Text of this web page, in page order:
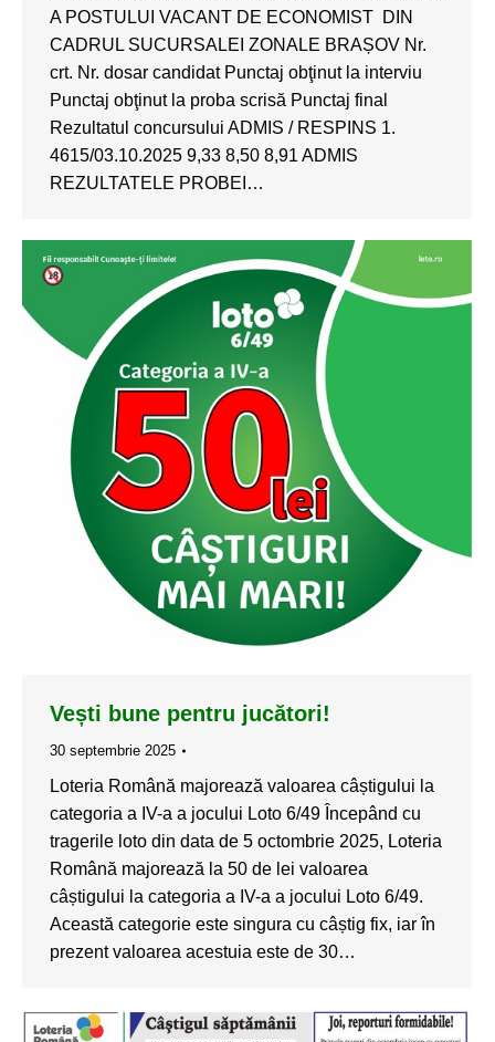
A POSTULUI VACANT DE ECONOMIST DIN
CADRUL SUCURSALEI ZONALE BRAȘOV Nr.
crt. Nr. dosar candidat Punctaj obţinut la interviu
Punctaj obţinut la proba scrisă Punctaj final
Rezultatul concursului ADMIS / RESPINS 1.
4615/03.10.2025 9,33 8,50 8,91 ADMIS
REZULTATELE PROBEI…
Vești bune pentru jucători!
30 septembrie 2025
Loteria Română majorează valoarea câștigului la
categoria a IV-a a jocului Loto 6/49 Începând cu
tragerile loto din data de 5 octombrie 2025, Loteria
Română majorează la 50 de lei valoarea
câștigului la categoria a IV-a a jocului Loto 6/49.
Această categorie este singura cu câștig fix, iar în
prezent valoarea acestuia este de 30…